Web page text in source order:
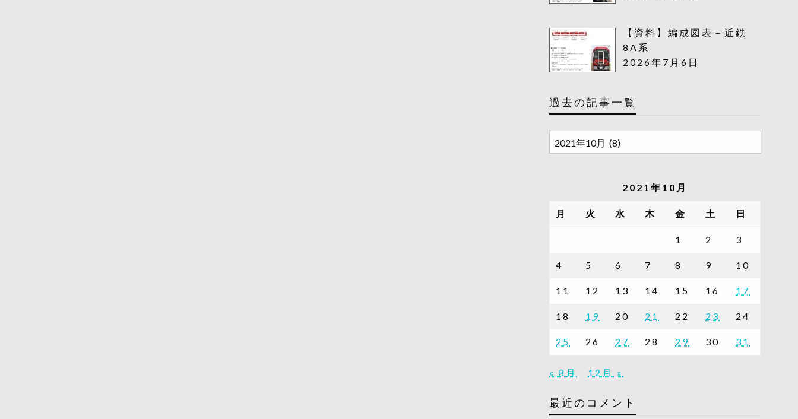
【資料】編成図表－近鉄
8A系
2026年7月6日
過去の記事一覧
去
一
2021年10月
月 火 水 木 金 土 日
1 2 3
4 5 6 7 8 9 10
11 12 13 14 15 16 17
18 19 20 21 22 23 24
25 26 27 28 29 30 31
« 8月 12月 »
最近のコメント